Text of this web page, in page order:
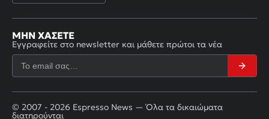
ΜΗΝ ΧΆΣΕΤΕ
Εγγραφείτε στο newsletter και μάθετε πρώτοι τα νέα
© 2007 - 2026 Espresso News — Όλα τα δικαιώματα
διατηρούνται